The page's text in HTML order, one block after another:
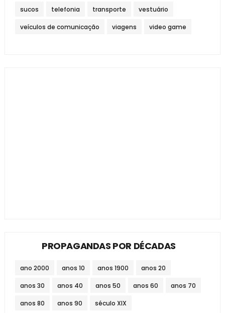
sucos telefonia transporte vestuário
veículos de comunicação viagens video game
PROPAGANDAS POR DÉCADAS
ano 2000 anos 10 anos 1900 anos 20
anos 30 anos 40 anos 50 anos 60 anos 70
anos 80 anos 90 século XIX